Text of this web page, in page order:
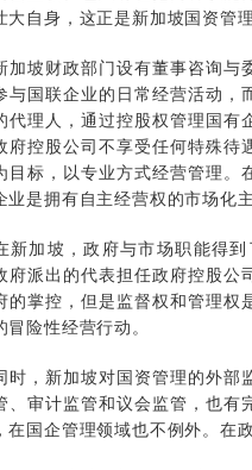
大自身，这正是新加坡国资管
财政部门设有董事咨询与委
与国联企业的日常经营活动，
代理人，通过控股权管理国有
府控股公司不享受任何特殊待
目标，以专业方式经营管理。
业是拥有自主经营权的市场化主
坡，政府与市场职能得到
府派出的代表担任政府控股公
的掌控，但是监督权和管理权
冒险性经营行动。
新加坡对国资管理的外部监
、审计监管和议会监管，也有
在国企管理领域也不例外。在